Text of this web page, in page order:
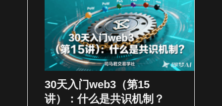
30天入门web3（第15
讲）：什么是共识机制？